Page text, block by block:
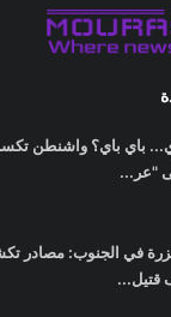
باي باي؟ واشنطن
"عر...
قتيل...